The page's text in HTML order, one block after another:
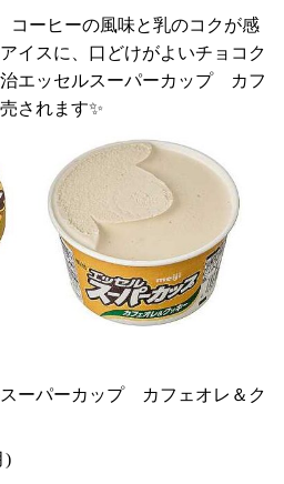
コーヒーの風味と乳のコクが感
イスに、口どけがよいチョコク
エッセルスーパーカップ カフ
されます✨
ーパーカップ カフェオレ＆ク
)